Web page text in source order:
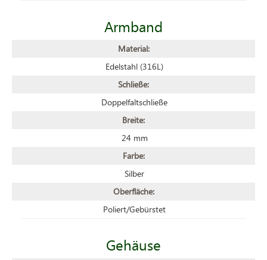
Armband
Material:
Edelstahl (316L)
Schließe:
Doppelfaltschließe
Breite:
24 mm
Farbe:
Silber
Oberfläche:
Poliert/Gebürstet
Gehäuse